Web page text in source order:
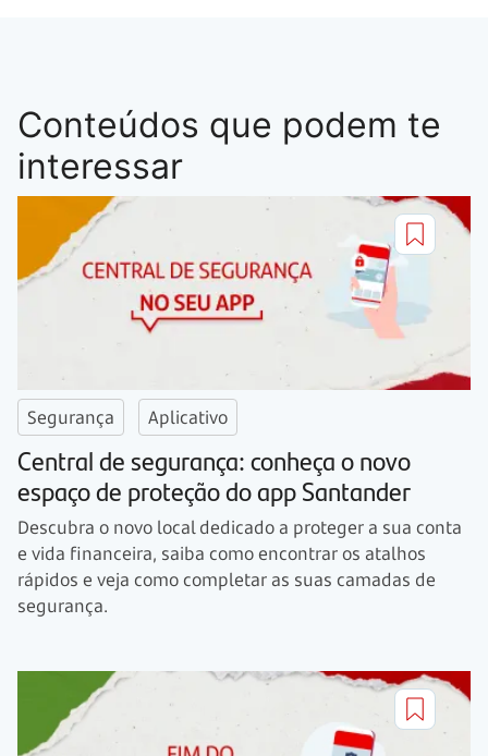
Conteúdos que podem te
interessar
Segurança Aplicativo
Central de segurança: conheça o novo
espaço de proteção do app Santander
Descubra o novo local dedicado a proteger a sua conta
e vida financeira, saiba como encontrar os atalhos
rápidos e veja como completar as suas camadas de
segurança.